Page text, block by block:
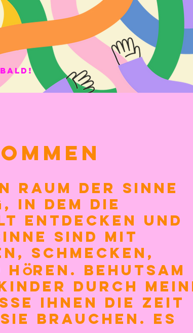
der Sinne
in dem die
entdecken und
sind mit
, Schmecken,
ören. Behutsam
durch
ihnen die Zeit
brauchen. Es